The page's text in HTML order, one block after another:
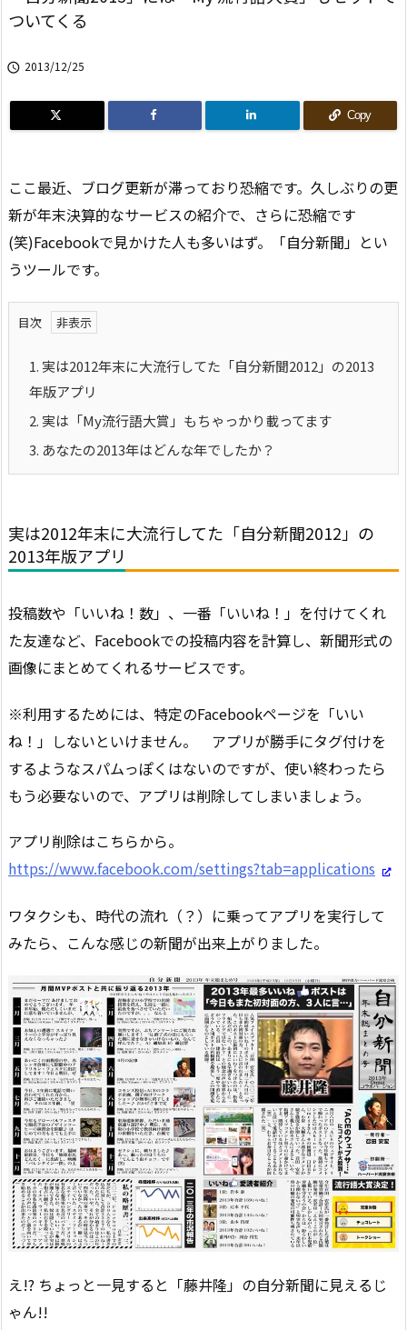
ついてくる
 2013/12/25
Copy
ここ最近、ブログ更新が滞っており恐縮です。久しぶりの更
新が年末決算的なサービスの紹介で、さらに恐縮です
(笑)Facebookで見かけた人も多いはず。「自分新聞」とい
うツールです。
目次
1. 実は2012年末に大流行してた「自分新聞2012」の2013
年版アプリ
2. 実は「My流行語大賞」もちゃっかり載ってます
3. あなたの2013年はどんな年でしたか？
実は2012年末に大流行してた「自分新聞2012」の
2013年版アプリ
投稿数や「いいね！数」、一番「いいね！」を付けてくれ
た友達など、Facebookでの投稿内容を計算し、新聞形式の
画像にまとめてくれるサービスです。
※利用するためには、特定のFacebookページを「いい
ね！」しないといけません。 アプリが勝手にタグ付けを
するようなスパムっぽくはないのですが、使い終わったら
もう必要ないので、アプリは削除してしまいましょう。
アプリ削除はこちらから。
https://www.facebook.com/settings?tab=applications
ワタクシも、時代の流れ（？）に乗ってアプリを実行して
みたら、こんな感じの新聞が出来上がりました。
え!? ちょっと一見すると「藤井隆」の自分新聞に見えるじ
ゃん!!